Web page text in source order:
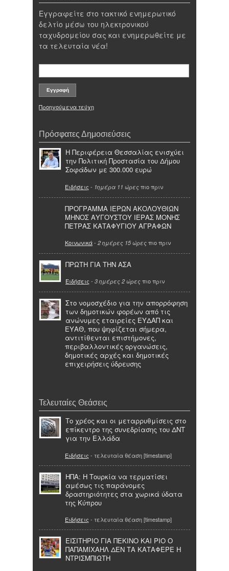
Εγγραφείτε στο τακτικό ενημερωτικό
δελτίο μέσω του ηλεκτρονικού
ταχυδρομείου σας και ενημερωθείτε με
τα τελευταία νέα!
Προηγούμενα τεύχη
Πρόσφατες Δημοσιεύσεις
Η Περιφέρεια Θεσσαλίας ενισχύει
την Πολιτική Προστασία του Δήμου
Σοφάδων με 300.000 ευρώ
Ειδήσεις - 1ημέρα 11 ώρες πιο πριν
ΠΡΟΓΡΑΜΜΑ ΙΕΡΩΝ ΑΚΟΛΟΥΘΙΩΝ
ΜΗΝΟΣ ΑΥΓΟΥΣΤΟΥ ΙΕΡΑΣ ΜΟΝΗΣ
ΠΕΤΡΑΣ ΚΑΤΑΦΥΓΙΟΥ ΑΓΡΑΦΩΝ
Κοινωνικά- 2 ημέρες 15 ώρες πιο πριν
ΠΡΩΤΗ ΓΙΑ ΤΗΝ ΑΣΑ
Ειδήσεις - 3 ημέρες 2 ώρες πιο πριν
Στο νομοσχέδιο για την απορρόφηση
των δημοτικών φορέων από τις
ανώνυμες εταιρείες ΕΥΔΑΠ και
ΕΥΑΘ, που ψηφίζεται σήμερα,
αντιτίθενται επιστήμονες,
περιβαλλοντικές οργανώσεις,
δημοτικές αρχές και δημοτικές
επιχειρήσεις ύδρευσης
Τελευταίες Θεάσεις
Το χρέος και οι μεταρρυθμίσεις στο
επίκεντρο της συνεδρίασης του ΔΝΤ
για την Ελλάδα
Ειδήσεις - τελευταία θέαση [timestamp]
ΗΠΑ: Η Τουρκία να τερματίσει
αμέσως τις παράνομες
δραστηριότητες στα χωρικά ύδατα
της Κύπρου
Ειδήσεις - τελευταία θέαση [timestamp]
ΕΙΣΙΤΗΡΙΟ ΓΙΑ ΠΕΚΙΝΟ ΚΑΙ ΡΙΟ Ο
ΠΑΠΑΜΙΧΑΗΛ ΔΕΝ ΤΑ ΚΑΤΑΦΕΡΕ Η
ΝΤΡΙΣΜΠΙΩΤΗ